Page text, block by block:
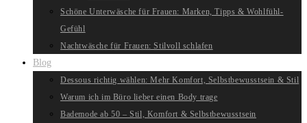
Schöne Unterwäsche für Frauen: Marken, Tipps & Wohlfühl-
Gefühl
Nachtwäsche für Frauen: Stilvoll schlafen
Blog
Dessous richtig wählen: Mehr Komfort, Selbstbewusstsein & Stil
Warum ich im Büro lieber einen Body trage
Bademode ab 50 – Stil, Komfort & Selbstbewusstsein